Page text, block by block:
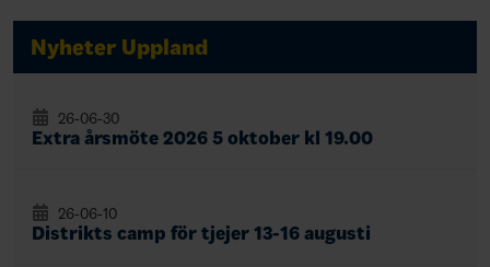
Nyheter Uppland
Extra årsmöte 2026 5 oktober kl 19.00
26-06-30
Distrikts camp för tjejer 13-16 augusti
26-06-10